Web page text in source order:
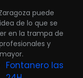
puede
de lo que se
en la trampa de
y
Fontanero las